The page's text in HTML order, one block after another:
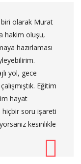
olarak Murat
hakim oluşu,
hazırlaması
yol, gece
Eğitim
hayat
hiçbir soru işareti
kesinlikle